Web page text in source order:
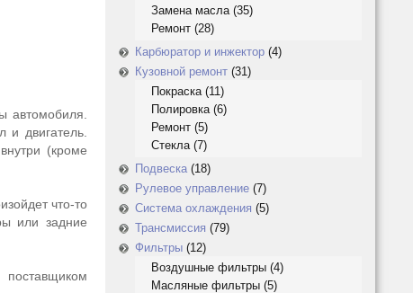
автомобиля.
и двигатель.
(кроме
что-то
или задние
Замена масла(35)
Ремонт (28)
Карбюратор и инжектор (4)
Кузовной ремонт (31)
Покраска(11)
Полировка(6)
Ремонт (5)
Стекла(7)
Подвеска (18)
Рулевое управление (7)
Система охлаждения (5)
Трансмиссия (79)
Фильтры (12)
Воздушные фильтры (4)
Масляные фильтры (5)